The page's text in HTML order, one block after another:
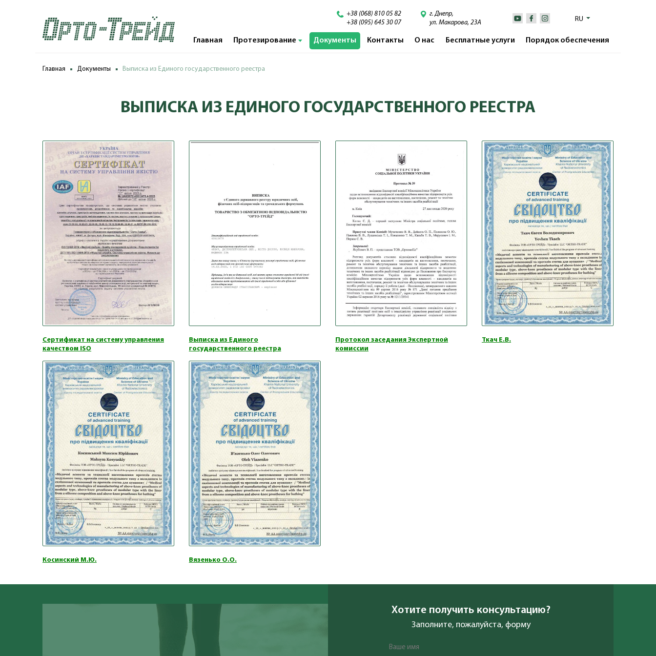
+38 (068) 810 05 82
+38 (095) 645 30 07
г. Днепр,
ул. Макарова, 23А
RU
Главная Протезирование Документы Контакты О нас Бесплатные услуги Порядок обеспечения
Главная Документы Выписка из Единого государственного реестра
ВЫПИСКА ИЗ ЕДИНОГО ГОСУДАРСТВЕННОГО РЕЕСТРА
Сертификат на систему управления
качеством ISO
Выписка из Единого
государственного реестра
Протокол заседания Экспертной
комиссии
Ткач Е.В.
Косинский М.Ю. Вязенько О.О.
Хотите получить консультацию?
Заполните, пожалуйста, форму